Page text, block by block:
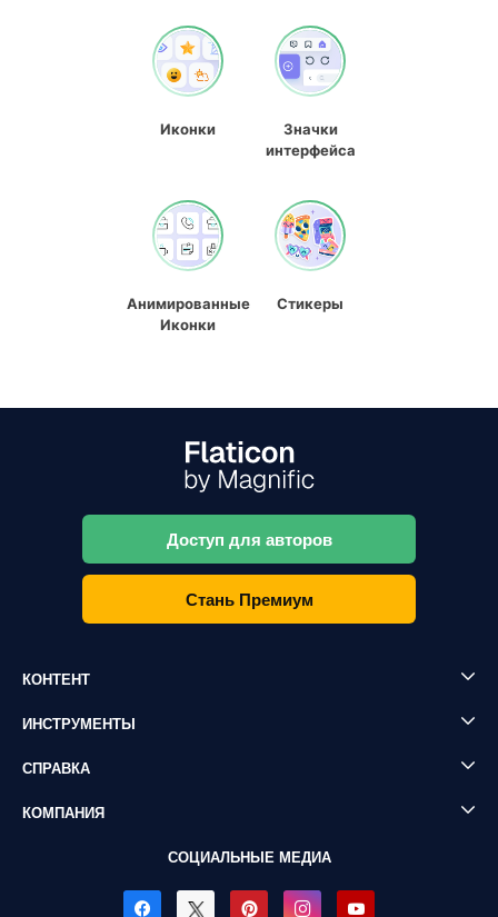
Иконки
Значки
интерфейса
Анимированные
Иконки
Стикеры
Доступ для авторов
Стань Премиум
КОНТЕНТ
ИНСТРУМЕНТЫ
СПРАВКА
КОМПАНИЯ
СОЦИАЛЬНЫЕ МЕДИА